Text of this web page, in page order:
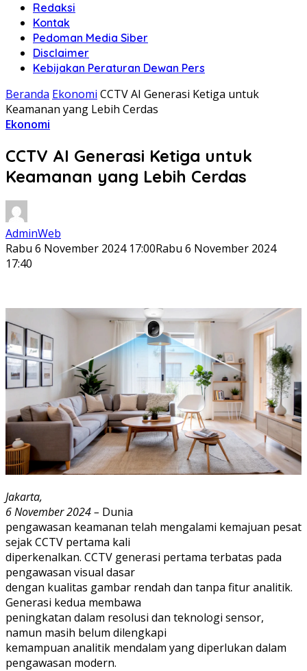
Redaksi
Kontak
Pedoman Media Siber
Disclaimer
Kebijakan Peraturan Dewan Pers
Beranda Ekonomi CCTV AI Generasi Ketiga untuk
Keamanan yang Lebih Cerdas
Ekonomi
CCTV AI Generasi Ketiga untuk
Keamanan yang Lebih Cerdas
AdminWeb
Rabu 6 November 2024 17:00Rabu 6 November 2024
17:40
Jakarta,
6 November 2024 – Dunia
pengawasan keamanan telah mengalami kemajuan pesat
sejak CCTV pertama kali
diperkenalkan. CCTV generasi pertama terbatas pada
pengawasan visual dasar
dengan kualitas gambar rendah dan tanpa fitur analitik.
Generasi kedua membawa
peningkatan dalam resolusi dan teknologi sensor,
namun masih belum dilengkapi
kemampuan analitik mendalam yang diperlukan dalam
pengawasan modern.